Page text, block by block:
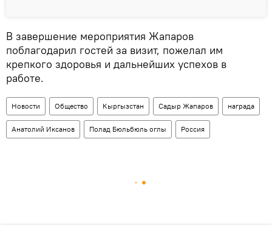
В завершение мероприятия Жапаров
поблагодарил гостей за визит, пожелал им
крепкого здоровья и дальнейших успехов в
работе.
Новости Общество Кыргызстан Садыр Жапаров награда
Анатолий Иксанов Полад Бюльбюль оглы Россия